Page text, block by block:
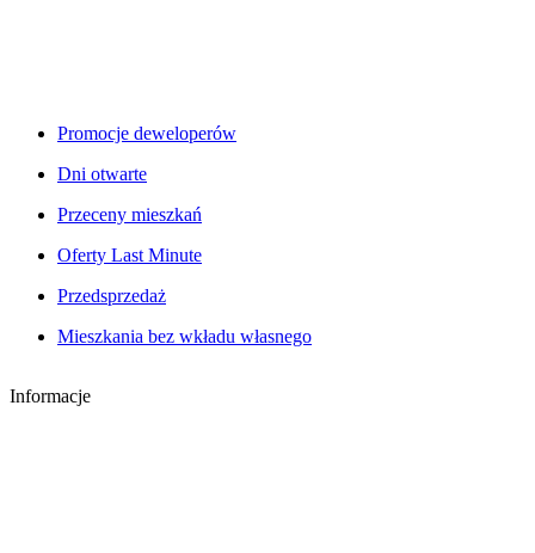
Promocje deweloperów
Dni otwarte
Przeceny mieszkań
Oferty Last Minute
Przedsprzedaż
Mieszkania bez wkładu własnego
Informacje